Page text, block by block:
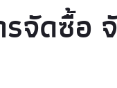
จัดซื้อ